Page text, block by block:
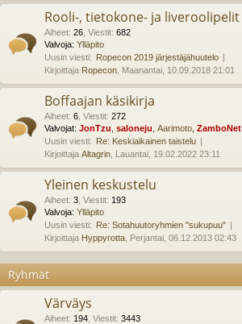
Rooli-, tietokone- ja liveroolipelit
Aiheet: 26 Viestit: 682
Valvoja: Ylläpito
Uusin viesti: Ropecon 2019 järjestäjähuutelo
Kirjoittaja Ropecon , Maanantai, 10.09.2018 21:01
Boffaajan käsikirja
Aiheet: 6 Viestit: 272
Valvojat: JonTzu saloneju Aarimoto ZamboNet
Uusin viesti: Re: Keskiaikainen taistelu
Kirjoittaja Altagrin , Lauantai, 19.02.2022 23:11
Yleinen keskustelu
Aiheet: 3 Viestit: 193
Valvoja: Ylläpito
Uusin viesti: Re: Sotahuutoryhmien "sukupuu"
Kirjoittaja Hyppyrotta , Perjantai, 06.12.2013 02:43
Ryhmät
Värväys
Aiheet: 194 Viestit: 3443